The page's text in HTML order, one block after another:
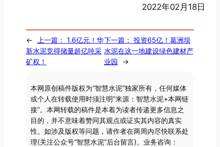
2022年02月18日
← 上一篇： 1.6亿元！华
新水泥竞得储量超亿吨采
矿权！
下一篇： 投资65亿！葛洲坝
水泥在这一地建设绿色建材产
业园
→
本网原创稿件版权为“智慧水泥”独家所有，任何媒体
或个人在转载使用时须注明“来源：智慧水泥+本网链
接”。本网转载的稿件是本着为读者传递更多信息之
目的，并不意味着赞同其观点或证实其内容的真实
性。如涉及版权等问题，请作者在两周内尽快联系处
理(关注公众号“智慧水泥”后台留言)。业务咨询：